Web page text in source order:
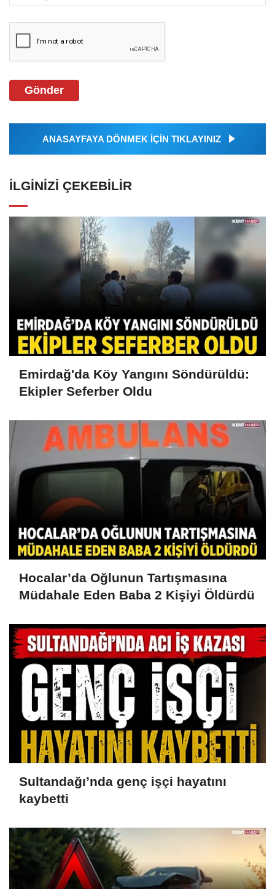
Gönder
ANASAYFAYA DÖNMEK İÇİN TIKLAYINIZ
İLGINIZI ÇEKEBILIR
Emirdağ'da Köy Yangını Söndürüldü:
Ekipler Seferber Oldu
Hocalar’da Oğlunun Tartışmasına
Müdahale Eden Baba 2 Kişiyi Öldürdü
Sultandağı’nda genç işçi hayatını
kaybetti